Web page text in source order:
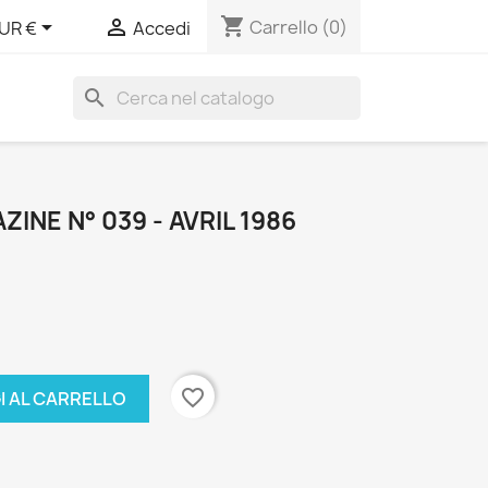
€  Accedi shopping_cart Carrello (0)
search
N° 039 - AVRIL 1986
AL CARRELLO favorite_border